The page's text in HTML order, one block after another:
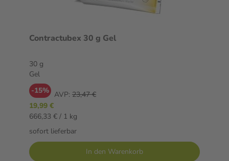
Contractubex 30 g Gel
30 g
Gel
-15% AVP: 23,47 €
19,99 €
666,33 € / 1 kg
sofort lieferbar
In den Warenkorb